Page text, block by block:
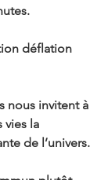
déflation
nous invitent à
vies la
de l’univers.